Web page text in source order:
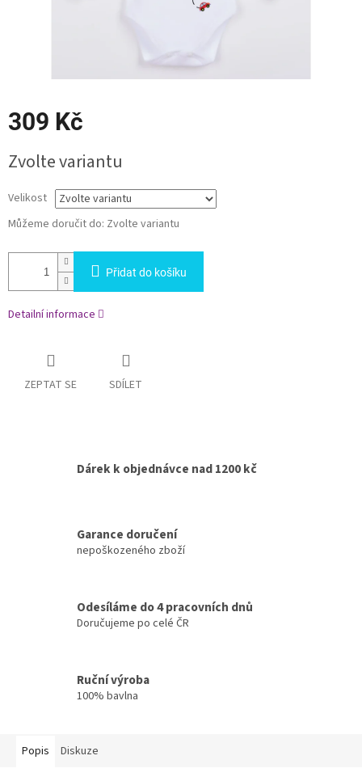
309 Kč
cena:
Zvolte variantu
Velikost
Můžeme doručit do: Zvolte variantu
Přidat do košíku
Detailní informace
ZEPTAT SE SDÍLET
Dárek k objednávce nad 1200 kč
Garance doručení
nepoškozeného zboží
Odesíláme do 4 pracovních dnů
Doručujeme po celé ČR
Ruční výroba
100% bavlna
Popis Diskuze